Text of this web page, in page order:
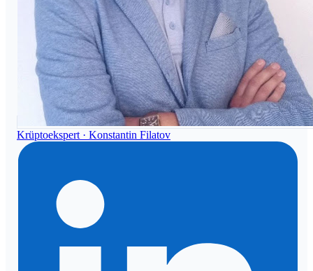
Krüptoekspert · Konstantin Filatov